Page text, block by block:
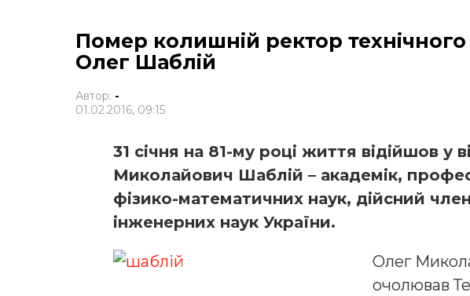
Помер колишній ректор технічного
Олег Шаблій
Автор: -
01.02.2016, 09:15
31 січня на 81-му році життя відійшов у
Миколайович Шаблій – академік,
фізико-математичних наук, дійсний
інженерних наук України.
Олег
очолював